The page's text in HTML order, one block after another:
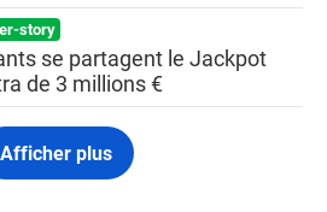
story
se partagent le Jackpot
de 3 millions €
Afficher plus